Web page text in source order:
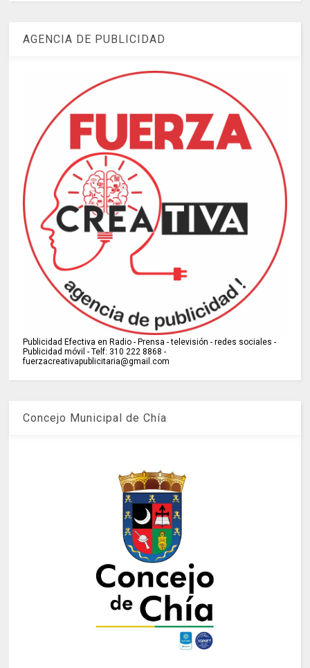
AGENCIA DE PUBLICIDAD
Publicidad Efectiva en Radio - Prensa - televisión - redes sociales -
Publicidad móvil - Telf: 310 222 8868 -
fuerzacreativapublicitaria@gmail.com
Concejo Municipal de Chía